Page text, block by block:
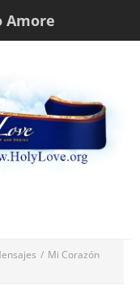
/ Mi Corazón
Amore